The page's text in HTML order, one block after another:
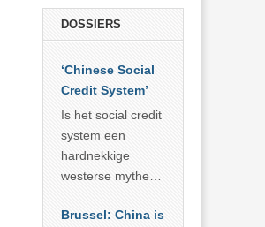
DOSSIERS
‘Chinese Social
Credit System’
Is het social credit
system een
hardnekkige
westerse mythe of
realiteit in China?
Brussel: China is